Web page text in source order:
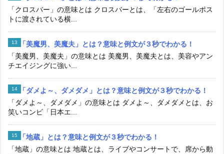
「クロスバー」の意味とは クロスバーとは、「左右のゴールポス
トに渡されている横...
「美魔男、美魔夫」とは？意味と例文が３秒でわかる！
「美魔男、美魔夫」の意味とは 美魔男、美魔夫とは、美容やアン
チエイジングに強い...
「ダメよ～、ダメダメ」とは？意味と例文が３秒でわかる！
「ダメよ～、ダメダメ」の意味とは ダメよ～、ダメダメとは、お
笑いコンビ「日本エ...
「地蔵」とは？意味と例文が３秒でわかる！
「地蔵」の意味とは 地蔵とは、ライブやコンサートで、席から動